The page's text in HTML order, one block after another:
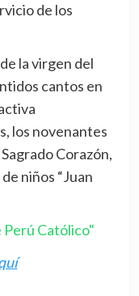
de los
la virgen del
cantos en
los novenantes
Corazón,
niños “Juan
Perú Católico"